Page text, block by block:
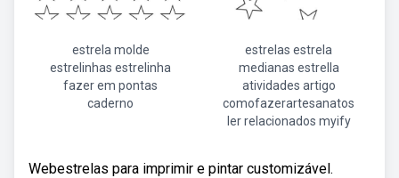
estrela molde
estrelinhas estrelinha
fazer em pontas
caderno
estrelas estrela
medianas estrella
atividades artigo
comofazerartesanatos
ler relacionados myify
Webestrelas para imprimir e pintar customizável.